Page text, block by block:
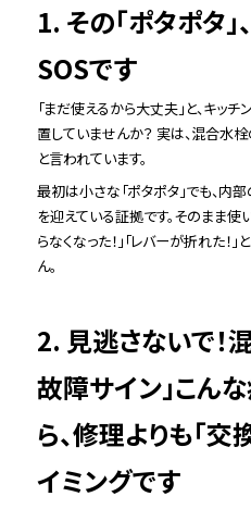
1. その「ポタポタ
SOSです
「まだ使えるから大丈夫」と、キッ
置していませんか？ 実は、混合水
と言われています。
最初は小さな「ポタポタ」でも、内
を迎えている証拠です。そのまま使
らなくなった！」「レバーが折れた！
ん。
2. 見逃さないで！
故障サイン」こん
ら、修理よりも「
イミングです